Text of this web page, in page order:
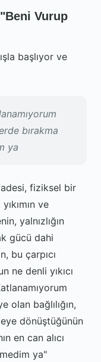
"Beni Vurup
başlıyor ve
bırakma
ya
fiziksel bir
ve
yalnızlığın
gücü dahi
bu çarpıcı
ne denli yıkıcı
olan bağlılığın,
dönüştüğünün
en can alıcı
ya"